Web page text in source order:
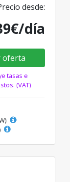
desde:
día
oferta
tasas e
(VAT)